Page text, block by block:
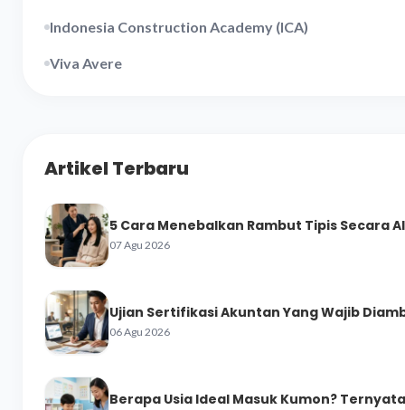
Indonesia Construction Academy (ICA)
Viva Avere
Artikel Terbaru
5 Cara Menebalkan Rambut Tipis Secara
07 Agu 2026
Ujian Sertifikasi Akuntan Yang Wajib
06 Agu 2026
Berapa Usia Ideal Masuk Kumon?